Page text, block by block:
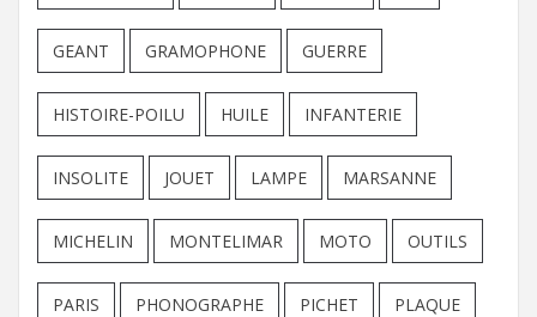
GEANT GRAMOPHONE GUERRE
HISTOIRE-POILU HUILE INFANTERIE
INSOLITE JOUET LAMPE MARSANNE
MICHELIN MONTELIMAR MOTO OUTILS
PARIS PHONOGRAPHE PICHET PLAQUE